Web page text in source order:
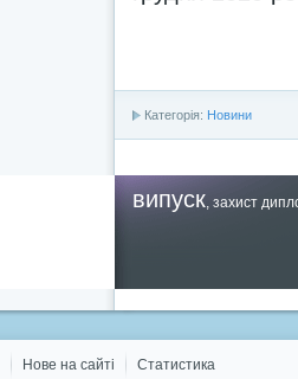
Категорія: Новини
випуск, захист
Нове на сайті Статистика